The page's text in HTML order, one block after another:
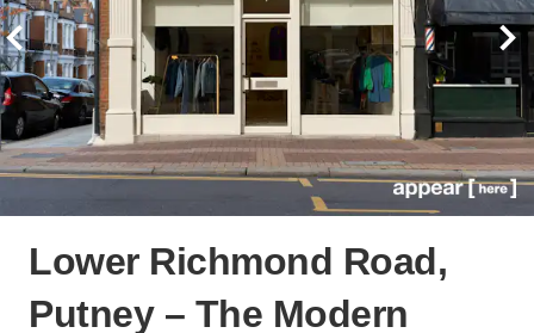
Lower Richmond Road,
Putney – The Modern